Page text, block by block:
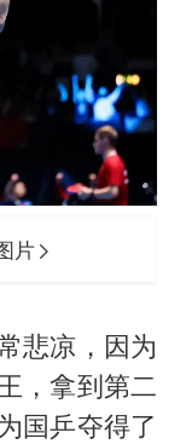
片
悲凉，因为
，拿到第二
国乒夺得了